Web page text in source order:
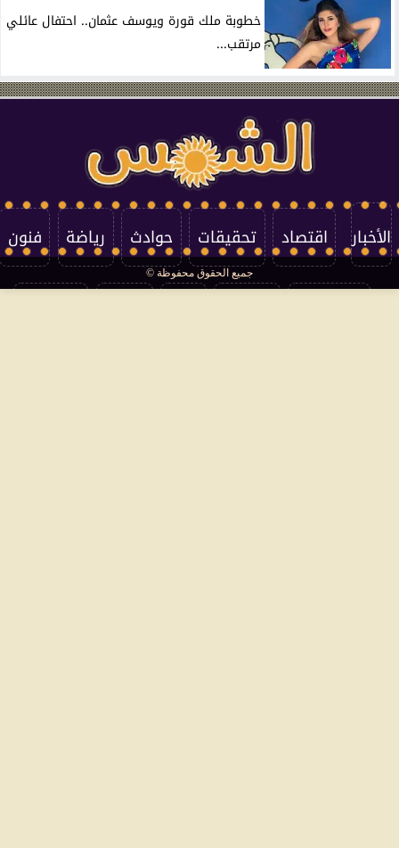
خطوبة ملك قورة ويوسف عثمان.. احتفال عائلي
مرتقب...
الأخبار اقتصاد تحقيقات حوادث رياضة فنون
جميع الحقوق محفوظة ©